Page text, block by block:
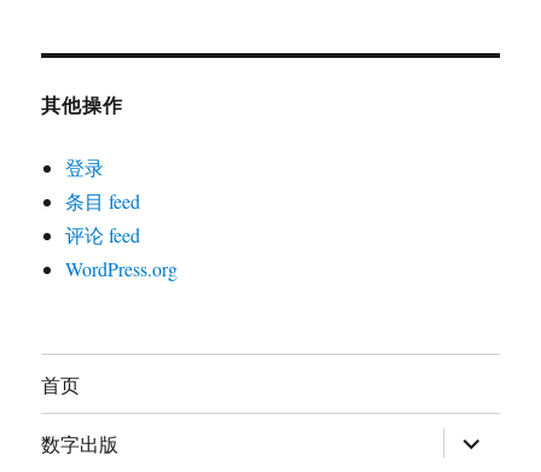
其他操作
登录
条目 feed
评论 feed
WordPress.org
首页
数字出版 展
开